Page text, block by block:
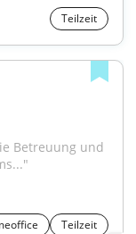
Teilzeit
Betreuung und
Teilzeit